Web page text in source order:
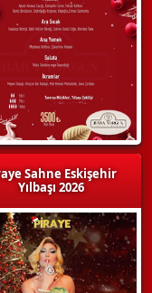
Sahne Eskişehir
Yılbaşı 2026